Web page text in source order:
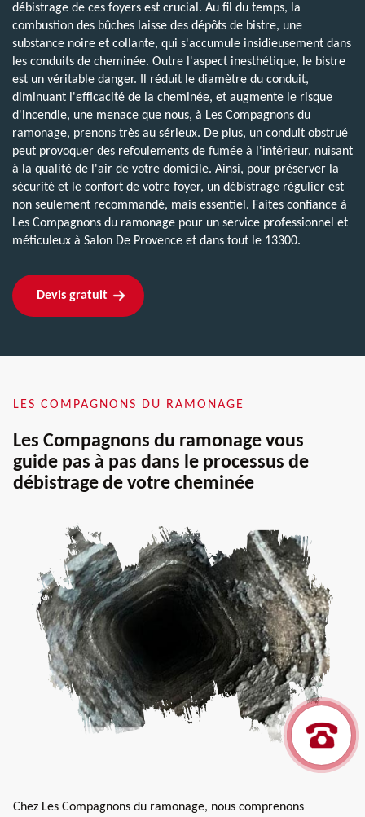
débistrage de ces foyers est crucial. Au fil du temps, la
combustion des bûches laisse des dépôts de bistre, une
substance noire et collante, qui s'accumule insidieusement dans
les conduits de cheminée. Outre l'aspect inesthétique, le bistre
est un véritable danger. Il réduit le diamètre du conduit,
diminuant l'efficacité de la cheminée, et augmente le risque
d'incendie, une menace que nous, à Les Compagnons du
ramonage, prenons très au sérieux. De plus, un conduit obstrué
peut provoquer des refoulements de fumée à l'intérieur, nuisant
à la qualité de l'air de votre domicile. Ainsi, pour préserver la
sécurité et le confort de votre foyer, un débistrage régulier est
non seulement recommandé, mais essentiel. Faites confiance à
Les Compagnons du ramonage pour un service professionnel et
méticuleux à Salon De Provence et dans tout le 13300.
Devis gratuit
LES COMPAGNONS DU RAMONAGE
Les Compagnons du ramonage vous
guide pas à pas dans le processus de
débistrage de votre cheminée
Chez Les Compagnons du ramonage, nous comprenons